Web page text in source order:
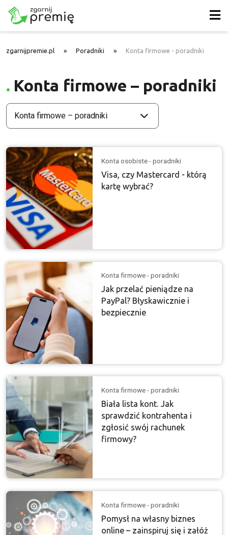
zgarnijpremie.pl » Poradniki » Konta firmowe - poradniki
Konta firmowe – poradniki
Konta firmowe – poradniki
Konta osobiste - poradniki
Visa, czy Mastercard - którą
kartę wybrać?
Konta firmowe - poradniki
Jak przelać pieniądze na
PayPal? Błyskawicznie i
bezpiecznie
Konta firmowe - poradniki
Biała lista kont. Jak
sprawdzić kontrahenta i
zgłosić swój rachunek
firmowy?
Konta firmowe - poradniki
Pomysł na własny biznes
online – zainspiruj się i załóż